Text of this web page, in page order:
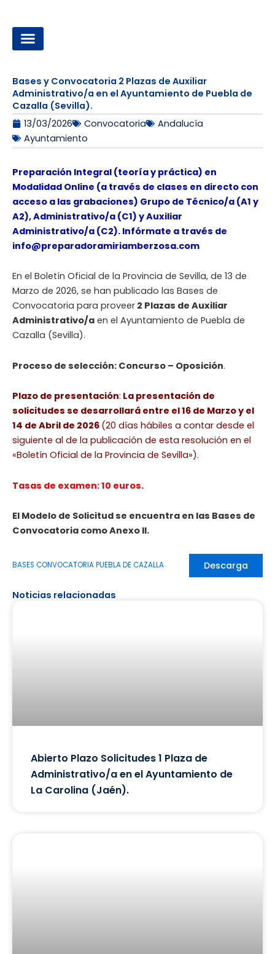
contenido
Bases y Convocatoria 2 Plazas de Auxiliar
Administrativo/a en el Ayuntamiento de Puebla de
Cazalla (Sevilla).
13/03/2026
Convocatoria
Andalucía
Ayuntamiento
Preparación Integral (teoría y práctica) en
Modalidad Online (a través de clases en directo con
acceso a las grabaciones) Grupo de Técnico/a (A1 y
A2), Administrativo/a (C1) y Auxiliar
Administrativo/a (C2). Infórmate a través de
info@preparadoramiriamberzosa.com
En el Boletín Oficial de la Provincia de Sevilla, de 13 de
Marzo de 2026, se han publicado las Bases de
Convocatoria para proveer 2 Plazas de Auxiliar
Administrativo/a en el Ayuntamiento de Puebla de
Cazalla (Sevilla).
Proceso de selección: Concurso – Oposición.
Plazo de presentación: La presentación de
solicitudes se desarrollará entre el 16 de Marzo y el
14 de Abril de 2026 (20 días hábiles a contar desde el
siguiente al de la publicación de esta resolución en el
«Boletín Oficial de la Provincia de Sevilla»).
Tasas de examen: 10 euros.
El Modelo de Solicitud se encuentra en las Bases de
Convocatoria como Anexo II.
BASES CONVOCATORIA PUEBLA DE CAZALLA Descarga
Noticias relacionadas
Abierto Plazo Solicitudes 1 Plaza de
Administrativo/a en el Ayuntamiento de
La Carolina (Jaén).